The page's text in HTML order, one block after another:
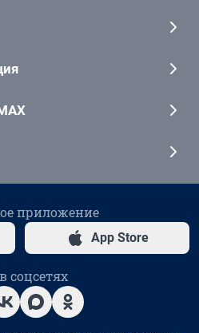
приложение
App Store
соцсетях